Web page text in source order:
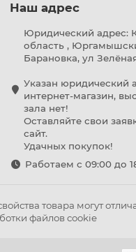
Наш адрес
Юридический адрес:
область ,
Барановка, ул
Указан юридический
интернет-магазин,
зала нет!
Оставляйте свои
сайт.
Удачных покупок!
Работаем с 09:00 до
товара могут
файлов cookie